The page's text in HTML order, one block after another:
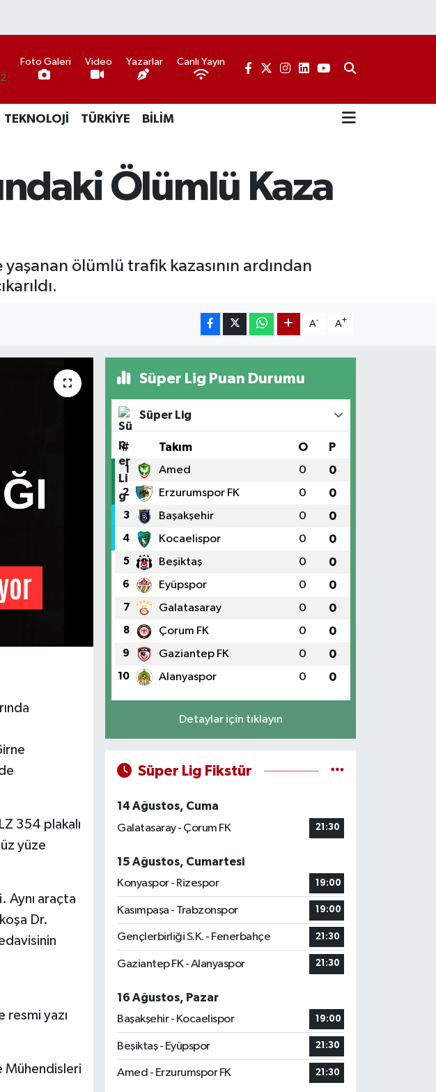
Foto Galeri Video Yazarlar Canlı Yayın
TEKNOLOJİ TÜRKİYE BİLİM
Ölümlü Kaza
ölümlü trafik kazasının ardından
A- A+
354 plakalı
yüze
Aynı araçta
Dr.
resmi yazı
Mühendisleri
Süper Lig Puan Durumu
Süper Lig
# Takım O P
1 Amed 0 0
2 Erzurumspor FK 0 0
3 Başakşehir 0 0
4 Kocaelispor 0 0
5 Beşiktaş 0 0
6 Eyüpspor 0 0
7 Galatasaray 0 0
8 Çorum FK 0 0
9 Gaziantep FK 0 0
10 Alanyaspor 0 0
Detaylar için tıklayın
Süper Lig Fikstür
14 Ağustos, Cuma
Galatasaray - Çorum FK
21:30
15 Ağustos, Cumartesi
Konyaspor - Rizespor
19:00
Kasımpaşa - Trabzonspor 19:00
Gençlerbirliği S.K. - Fenerbahçe 21:30
Gaziantep FK - Alanyaspor 21:30
16 Ağustos, Pazar
Başakşehir - Kocaelispor
19:00
Beşiktaş - Eyüpspor 21:30
Amed - Erzurumspor FK 21:30